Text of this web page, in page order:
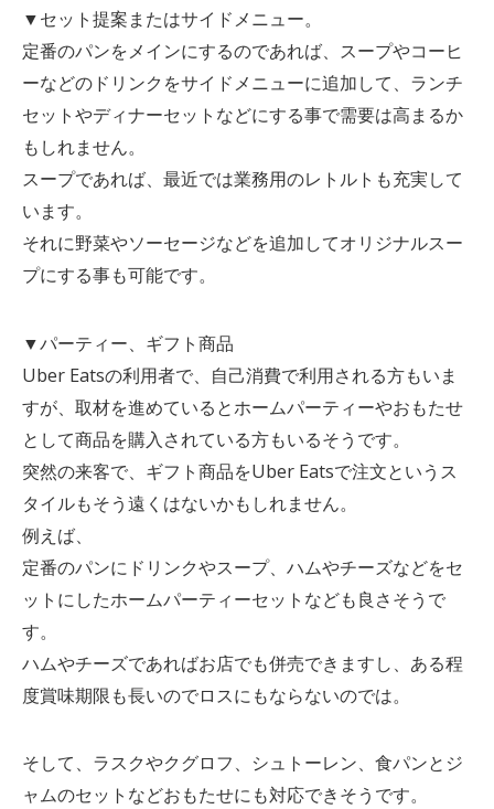
▼セット提案またはサイドメニュー。
定番のパンをメインにするのであれば、スープやコーヒ
ーなどのドリンクをサイドメニューに追加して、ランチ
セットやディナーセットなどにする事で需要は高まるか
もしれません。
スープであれば、最近では業務用のレトルトも充実して
います。
それに野菜やソーセージなどを追加してオリジナルスー
プにする事も可能です。
▼パーティー、ギフト商品
Uber Eatsの利用者で、自己消費で利用される方もいま
すが、取材を進めているとホームパーティーやおもたせ
として商品を購入されている方もいるそうです。
突然の来客で、ギフト商品をUber Eatsで注文というス
タイルもそう遠くはないかもしれません。
例えば、
定番のパンにドリンクやスープ、ハムやチーズなどをセ
ットにしたホームパーティーセットなども良さそうで
す。
ハムやチーズであればお店でも併売できますし、ある程
度賞味期限も長いのでロスにもならないのでは。
そして、ラスクやクグロフ、シュトーレン、食パンとジ
ャムのセットなどおもたせにも対応できそうです。